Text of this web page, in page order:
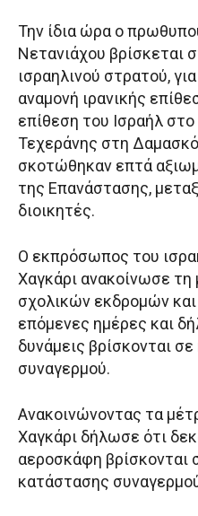
Την ίδια ώρα ο
Νετανιάχου βρίσκεται
ισραηλινού στρατού,
αναμονή ιρανικής
επίθεση του Ισραήλ
Τεχεράνης στη
σκοτώθηκαν επτά
της Επανάστασης,
διοικητές.
O εκπρόσωπος του
Χαγκάρι ανακοίνωσε
σχολικών εκδρομών
επόμενες ημέρες και
δυνάμεις βρίσκονται
συναγερμού.
Ανακοινώνοντας τα
Χαγκάρι δήλωσε ότι
αεροσκάφη βρίσκονται
κατάστασης